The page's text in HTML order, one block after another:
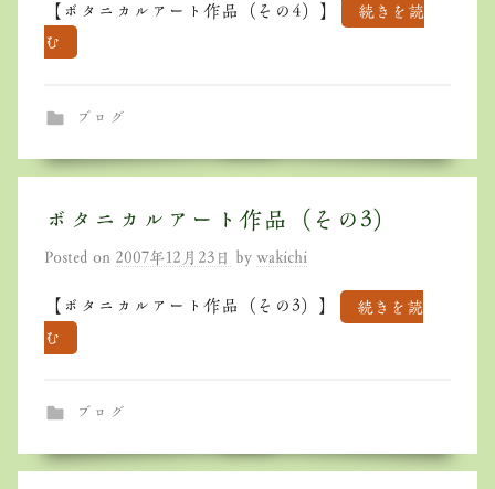
【ボタニカルアート作品（その4）】
続きを読
む
ブログ
ボタニカルアート作品（その3）
Posted on 2007年12月23日 by wakichi
【ボタニカルアート作品（その3）】
続きを読
む
ブログ